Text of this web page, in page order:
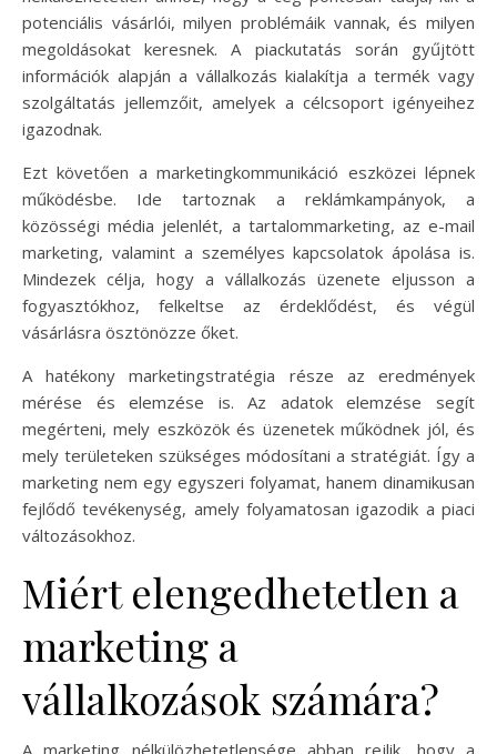
potenciális vásárlói, milyen problémáik vannak, és milyen
megoldásokat keresnek. A piackutatás során gyűjtött
információk alapján a vállalkozás kialakítja a termék vagy
szolgáltatás jellemzőit, amelyek a célcsoport igényeihez
igazodnak.
Ezt követően a marketingkommunikáció eszközei lépnek
működésbe. Ide tartoznak a reklámkampányok, a
közösségi média jelenlét, a tartalommarketing, az e-mail
marketing, valamint a személyes kapcsolatok ápolása is.
Mindezek célja, hogy a vállalkozás üzenete eljusson a
fogyasztókhoz, felkeltse az érdeklődést, és végül
vásárlásra ösztönözze őket.
A hatékony marketingstratégia része az eredmények
mérése és elemzése is. Az adatok elemzése segít
megérteni, mely eszközök és üzenetek működnek jól, és
mely területeken szükséges módosítani a stratégiát. Így a
marketing nem egy egyszeri folyamat, hanem dinamikusan
fejlődő tevékenység, amely folyamatosan igazodik a piaci
változásokhoz.
Miért elengedhetetlen a
marketing a
vállalkozások számára?